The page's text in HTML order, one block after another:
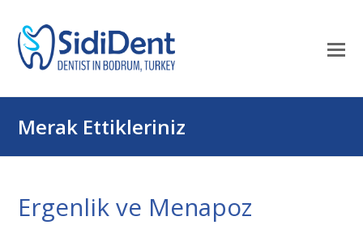
Merak Ettikleriniz
Ergenlik ve Menapoz